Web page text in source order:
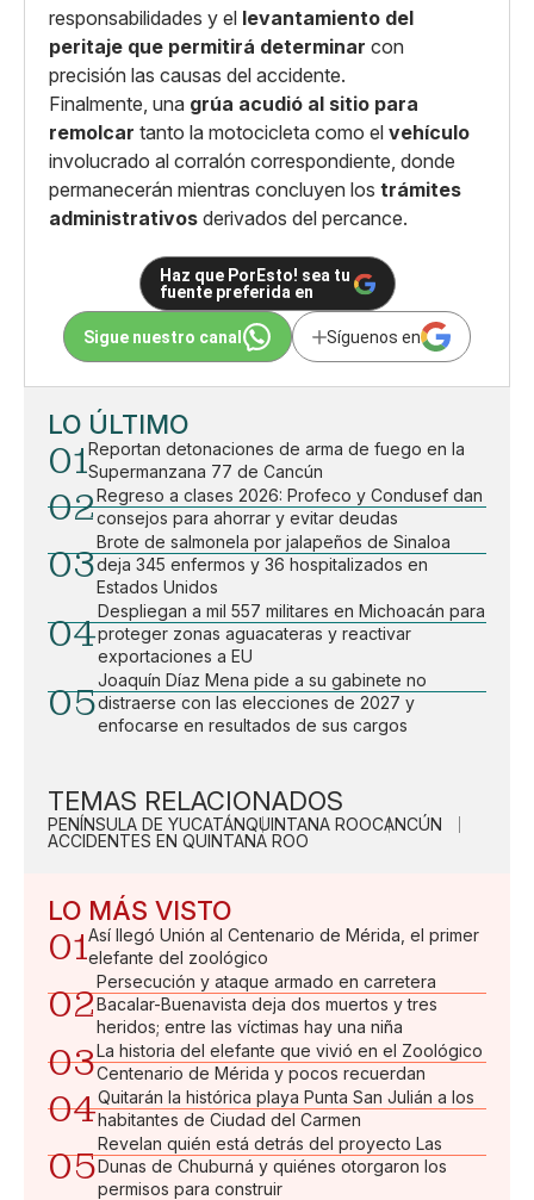
responsabilidades y el levantamiento del
peritaje que permitirá determinar con
precisión las causas del accidente.
Finalmente, una grúa acudió al sitio para
remolcar tanto la motocicleta como el vehículo
involucrado al corralón correspondiente, donde
permanecerán mientras concluyen los trámites
administrativos derivados del percance.
Haz que PorEsto! sea tu
fuente preferida en
Sigue nuestro canal Síguenos en
LO ÚLTIMO
01Reportan detonaciones de arma de fuego en la
Supermanzana 77 de Cancún
02Regreso a clases 2026: Profeco y Condusef dan
consejos para ahorrar y evitar deudas
03
Brote de salmonela por jalapeños de Sinaloa
deja 345 enfermos y 36 hospitalizados en
Estados Unidos
04
Despliegan a mil 557 militares en Michoacán para
proteger zonas aguacateras y reactivar
exportaciones a EU
05
Joaquín Díaz Mena pide a su gabinete no
distraerse con las elecciones de 2027 y
enfocarse en resultados de sus cargos
TEMAS RELACIONADOS
PENÍNSULA DE YUCATÁNQUINTANA ROOCANCÚN
ACCIDENTES EN QUINTANA ROO
LO MÁS VISTO
01Así llegó Unión al Centenario de Mérida, el primer
elefante del zoológico
02
Persecución y ataque armado en carretera
Bacalar-Buenavista deja dos muertos y tres
heridos; entre las víctimas hay una niña
03La historia del elefante que vivió en el Zoológico
Centenario de Mérida y pocos recuerdan
04Quitarán la histórica playa Punta San Julián a los
habitantes de Ciudad del Carmen
05
Revelan quién está detrás del proyecto Las
Dunas de Chuburná y quiénes otorgaron los
permisos para construir